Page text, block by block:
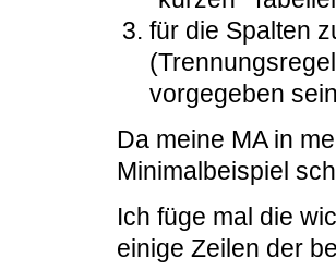
für die Spalten
vorgegeben
Da meine MA in
Minimalbeispiel
Ich füge mal die
einige Zeilen der